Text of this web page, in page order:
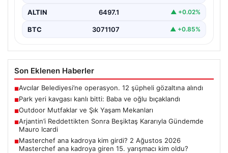
ALTIN 6497.1 ▲ +0.02%
BTC 3071107 ▲ +0.85%
Son Eklenen Haberler
■Avcılar Belediyesi’ne operasyon. 12 şüpheli gözaltına alındı
■Park yeri kavgası kanlı bitti: Baba ve oğlu bıçaklandı
■Outdoor Mutfaklar ve Şık Yaşam Mekanları
■Arjantin’i Reddettikten Sonra Beşiktaş Kararıyla Gündemde
Mauro Icardi
■Masterchef ana kadroya kim girdi? 2 Ağustos 2026
Masterchef ana kadroya giren 15. yarışmacı kim oldu?